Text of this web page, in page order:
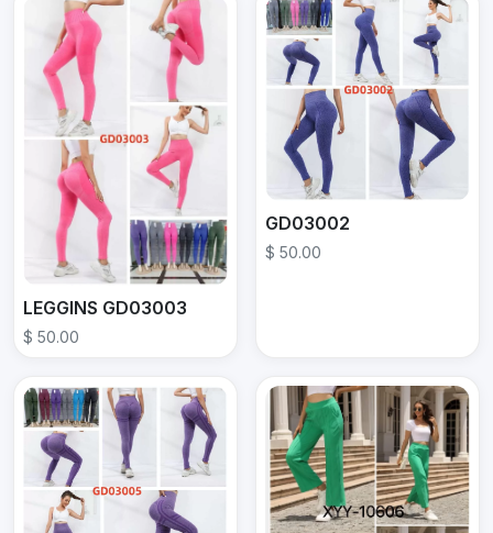
LEGGINS GD03003
$ 50.00
GD03002
$ 50.00